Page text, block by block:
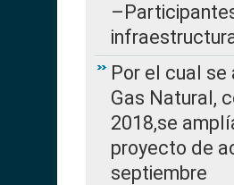
Por el cual
Gas Natural,
2018,se
proyecto de
septiembre